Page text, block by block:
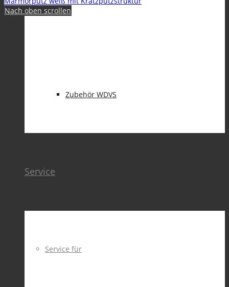
BAUWERKSABDICHTUNG
Zubehör WDVS
Service
Service für
Nach oben scrollen